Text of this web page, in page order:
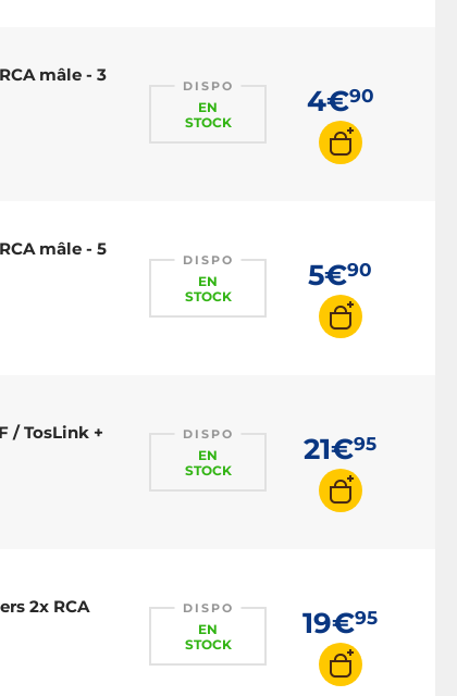
mâle - 3
DISPO
EN
STOCK
4€90
mâle - 5
DISPO
EN
STOCK
5€90
/ TosLink +
DISPO
EN
STOCK
21€95
2x RCA DISPO
EN
STOCK
19€95